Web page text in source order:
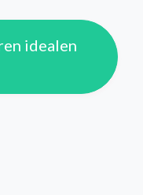
idealen